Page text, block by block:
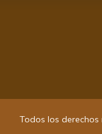
Todos los derechos